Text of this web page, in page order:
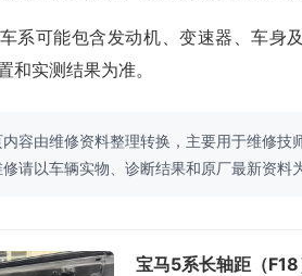
系可能包含发动机、变速器、车身
和实测结果为准。
容由维修资料整理转换，主要用于维修
请以车辆实物、诊断结果和原厂最新资料
宝马5系长轴距（